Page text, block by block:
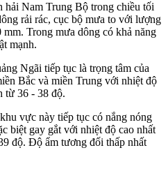
Nam Trung Bộ trong chiều tối
rải rác, cục bộ mưa to với lượng
Trong mưa dông có khả năng
mạnh.
Ngãi tiếp tục là trọng tâm của
Bắc và miền Trung với nhiệt độ
từ 36 - 38 độ.
vực này tiếp tục có nắng nóng
biệt gay gắt với nhiệt độ cao nhất
độ. Độ ẩm tương đối thấp nhất